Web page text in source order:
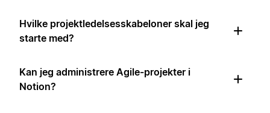
Hvilke projektledelsesskabeloner skal jeg
starte med?
Kan jeg administrere Agile-projekter i
Notion?